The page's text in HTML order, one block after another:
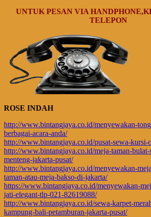
UNTUK PESAN VIA
TELEPON
ROSE INDAH
http://www.bintangjaya.co.id/menyewakan-
berbagai-acara-anda/
http://www.bintangjaya.co.id/pusat-sewa-kursi-
http://www.bintangjaya.co.id/meja-taman-
menteng-jakarta-pusat/
http://www.bintangjaya.co.id/menyewakan-
taman-atau-meja-bakso-di-jakarta/
https://www.bintangjaya.co.id/menyewakan-
jati-elegant-tlp-021-82619088/
http://www.bintangjaya.co.id/sewa-karpet-
kampung-bali-petamburan-jakarta-pusat/